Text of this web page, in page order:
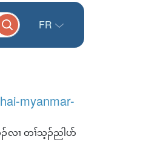
FR
myanmar-
လၢ တၢ်သ့ၣ်ညါပာ်